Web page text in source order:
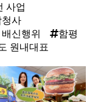
사업
사
신행위
함평
원내대표